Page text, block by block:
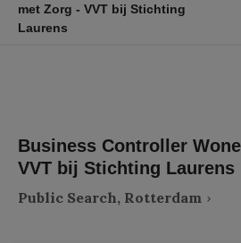
met Zorg - VVT bij Stichting
Laurens
Business Controller
VVT bij Stichting Laurens
Public Search, Rotterdam